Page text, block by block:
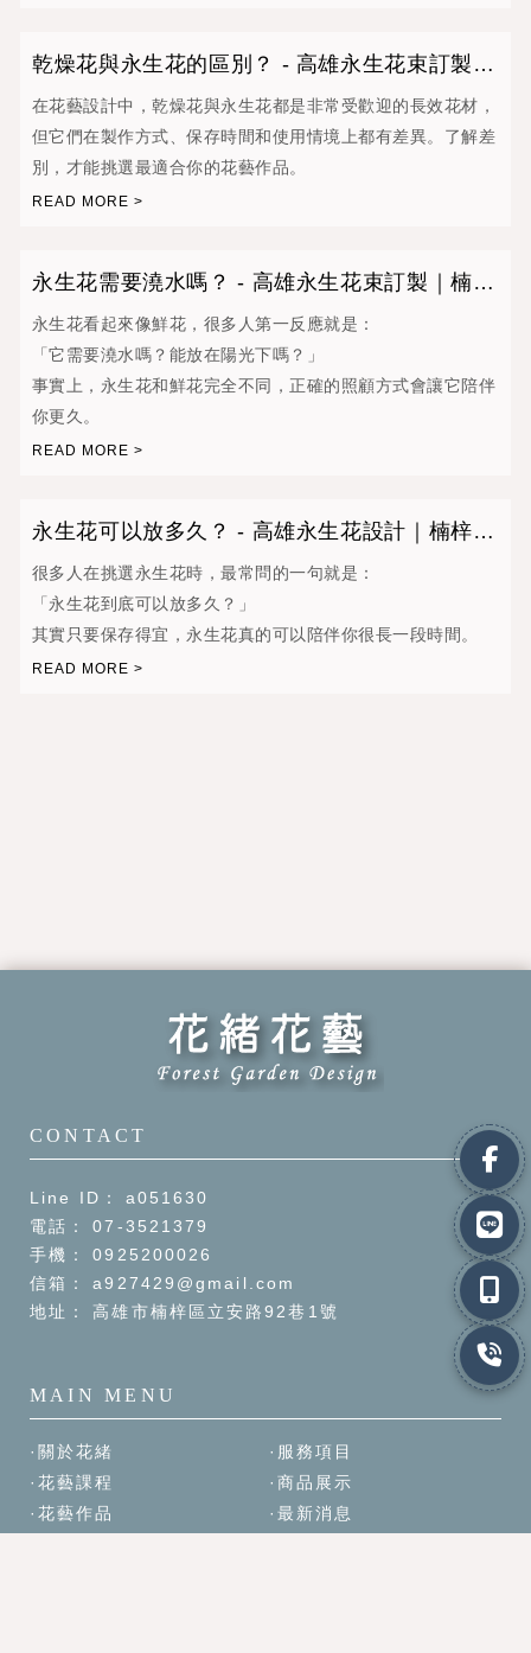
乾燥花與永生花的區別？ - 高雄永生花束訂製｜
楠梓區情人節花束
在花藝設計中，乾燥花與永生花都是非常受歡迎的長效花材，
但它們在製作方式、保存時間和使用情境上都有差異。了解差
別，才能挑選最適合你的花藝作品。
永生花需要澆水嗎？ - 高雄永生花束訂製｜楠梓
區求婚捧花
永生花看起來像鮮花，很多人第一反應就是：
「它需要澆水嗎？能放在陽光下嗎？」
事實上，永生花和鮮花完全不同，正確的照顧方式會讓它陪伴
你更久。
永生花可以放多久？ - 高雄永生花設計｜楠梓區
求婚捧花
很多人在挑選永生花時，最常問的一句就是：
「永生花到底可以放多久？」
其實只要保存得宜，永生花真的可以陪伴你很長一段時間。
a051630
07-3521379
0925200026
a927429@gmail.com
高雄市楠梓區立安路92巷1號
關於花緒
服務項目
花藝課程
商品展示
花藝作品
最新消息